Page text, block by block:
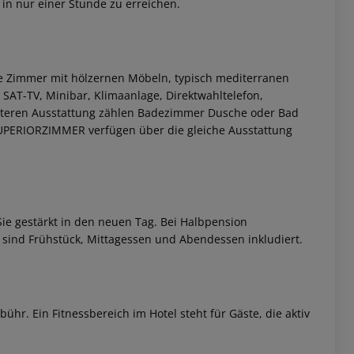
nur einer Stunde zu erreichen.
Zimmer mit hölzernen Möbeln, typisch mediterranen
TV, Minibar, Klimaanlage, Direktwahltelefon,
Ausstattung zählen Badezimmer Dusche oder Bad
verfügen über die gleiche Ausstattung
gestärkt in den neuen Tag. Bei Halbpension
Frühstück, Mittagessen und Abendessen inkludiert.
Ein Fitnessbereich im Hotel steht für Gäste, die aktiv